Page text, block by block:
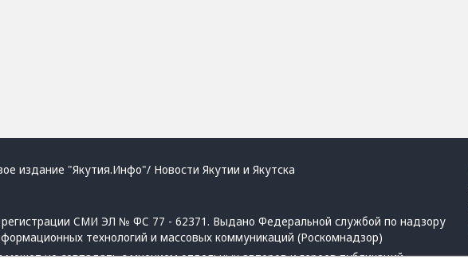
издание "Якутия.Инфо"/ Новости Якутии и Якутска
регистрации СМИ ЭЛ № ФС 77 - 62371. Выдано Федеральной службой по надзору
технологий и массовых коммуникаций (Роскомнадзор)
не совпадать с мнением отдельных авторов и героев публикаций.